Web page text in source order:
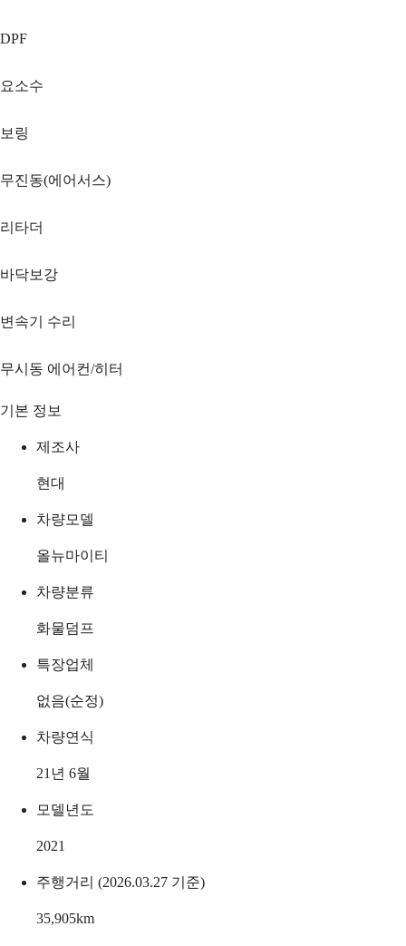
DPF
요소수
보링
무진동(에어서스)
리타더
바닥보강
변속기 수리
무시동 에어컨/히터
기본 정보
제조사
현대
차량모델
올뉴마이티
차량분류
화물덤프
특장업체
없음(순정)
차량연식
21년 6월
모델년도
2021
주행거리 (2026.03.27 기준)
35,905km